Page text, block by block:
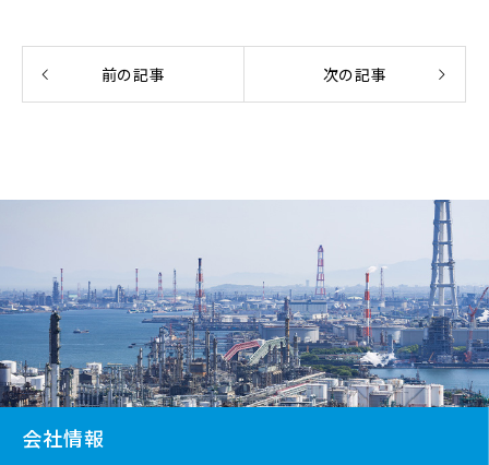
前の記事 次の記事
会社情報